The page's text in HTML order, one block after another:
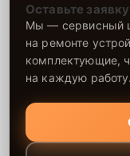
Оставьте
Мы — сервисный
на ремонте
комплектующие,
на каждую работу.